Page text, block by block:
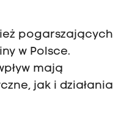
pogarszających
w Polsce.
mają
jak i działania